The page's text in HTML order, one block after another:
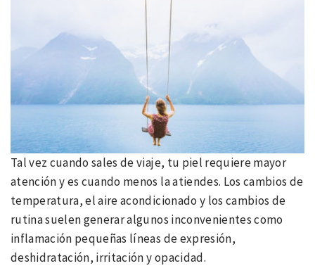
Tal vez cuando sales de viaje, tu piel requiere mayor
atención y es cuando menos la atiendes. Los cambios de
temperatura, el aire acondicionado y los cambios de
rutina suelen generar algunos inconvenientes como
inflamación pequeñas líneas de expresión,
deshidratación, irritación y opacidad.